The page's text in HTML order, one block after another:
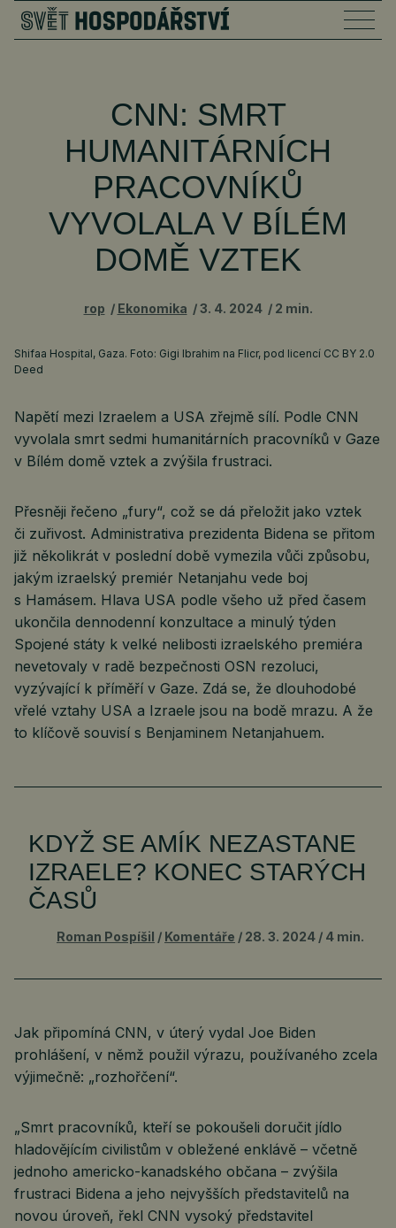
CNN: SMRT
HUMANITÁRNÍCH
PRACOVNÍKŮ
VYVOLALA V BÍLÉM
DOMĚ VZTEK
rop Ekonomika 3. 4. 2024 2 min.
Shifaa Hospital, Gaza. Foto: Gigi Ibrahim na Flicr, pod licencí CC BY 2.0
Deed
Napětí mezi Izraelem a USA zřejmě sílí. Podle CNN
vyvolala smrt sedmi humanitárních pracovníků v Gaze
v Bílém domě vztek a zvýšila frustraci.
Přesněji řečeno „fury“, což se dá přeložit jako vztek
či zuřivost. Administrativa prezidenta Bidena se přitom
již několikrát v poslední době vymezila vůči způsobu,
jakým izraelský premiér Netanjahu vede boj
s Hamásem. Hlava USA podle všeho už před časem
ukončila dennodenní konzultace a minulý týden
Spojené státy k velké nelibosti izraelského premiéra
nevetovaly v radě bezpečnosti OSN rezoluci,
vyzývající k příměří v Gaze. Zdá se, že dlouhodobé
vřelé vztahy USA a Izraele jsou na bodě mrazu. A že
to klíčově souvisí s Benjaminem Netanjahuem.
KDYŽ SE AMÍK NEZASTANE
IZRAELE? KONEC STARÝCH
ČASŮ
Roman Pospíšil Komentáře 28. 3. 2024 4 min.
Jak připomíná CNN, v úterý vydal Joe Biden
prohlášení, v němž použil výrazu, používaného zcela
výjimečně: „rozhořčení“.
„Smrt pracovníků, kteří se pokoušeli doručit jídlo
hladovějícím civilistům v obležené enklávě – včetně
jednoho americko-kanadského občana – zvýšila
frustraci Bidena a jeho nejvyšších představitelů na
novou úroveň, řekl CNN vysoký představitel